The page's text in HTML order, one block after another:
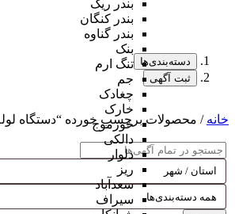
بندر ریگ
بندر کنگان
بندر گناوه
بنک
تنگ ارم
جم
چغادک
خارک
خورموج
دالکی
دلوار
ریز
سعدآباد
سیراف
دسته‌بندی‌ها
ثبت آگهی
خانه / محصولات برچسب خورده “دستگاه